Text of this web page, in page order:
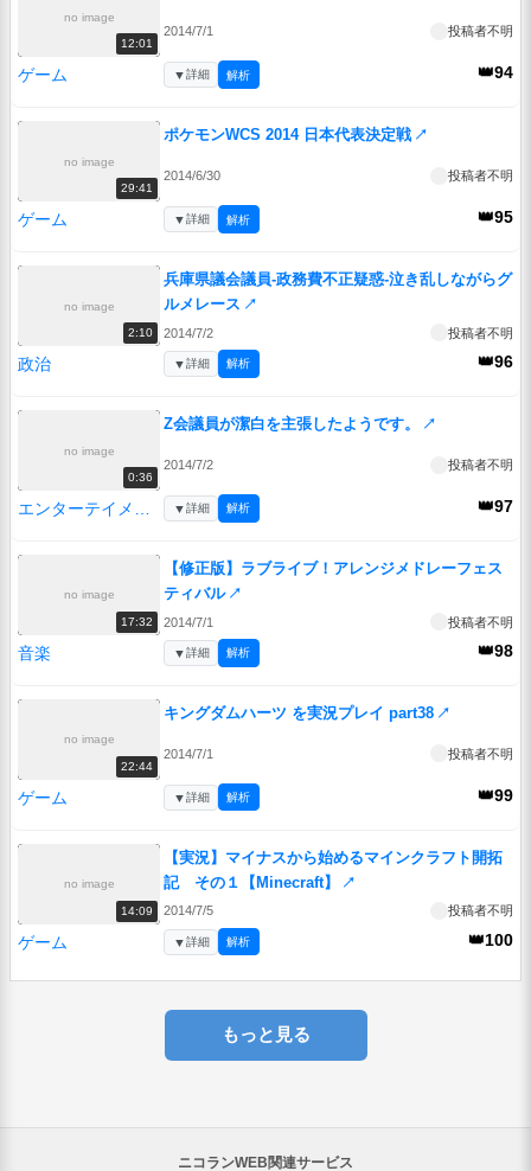
no image
12:01
2014/7/1 投稿者不明
ゲーム 👑94
▼詳細 解析
no image
29:41
ポケモンWCS 2014 日本代表決定戦 ↗
2014/6/30 投稿者不明
ゲーム 👑95
▼詳細 解析
no image
2:10
兵庫県議会議員-政務費不正疑惑-泣き乱しながらグ
ルメレース ↗
2014/7/2 投稿者不明
政治 👑96
▼詳細 解析
no image
0:36
Z会議員が潔白を主張したようです。 ↗
2014/7/2 投稿者不明
👑97
▼詳細 解析
no image
17:32
【修正版】ラブライブ！アレンジメドレーフェス
ティバル ↗
2014/7/1 投稿者不明
音楽 👑98
▼詳細 解析
no image
22:44
キングダムハーツ を実況プレイ part38 ↗
2014/7/1 投稿者不明
ゲーム 👑99
▼詳細 解析
no image
14:09
【実況】マイナスから始めるマインクラフト開拓
記 その１【Minecraft】
↗
2014/7/5 投稿者不明
ゲーム 👑100
▼詳細 解析
もっと見る
ニコランWEB関連サービス